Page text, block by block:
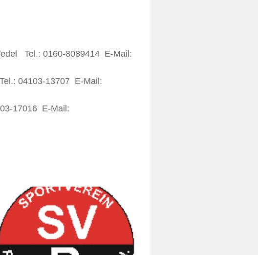
Tel.: 0160‐8089414 E‐Mail:
Tel.: 04103‐13707 E‐Mail:
E‐Mail: